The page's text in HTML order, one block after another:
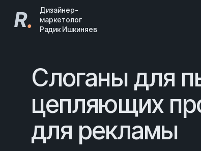
R.
Дизайнер-
маркетолог
Радик Ишкиняев
Слоганы для
цепляющих
для рекламы